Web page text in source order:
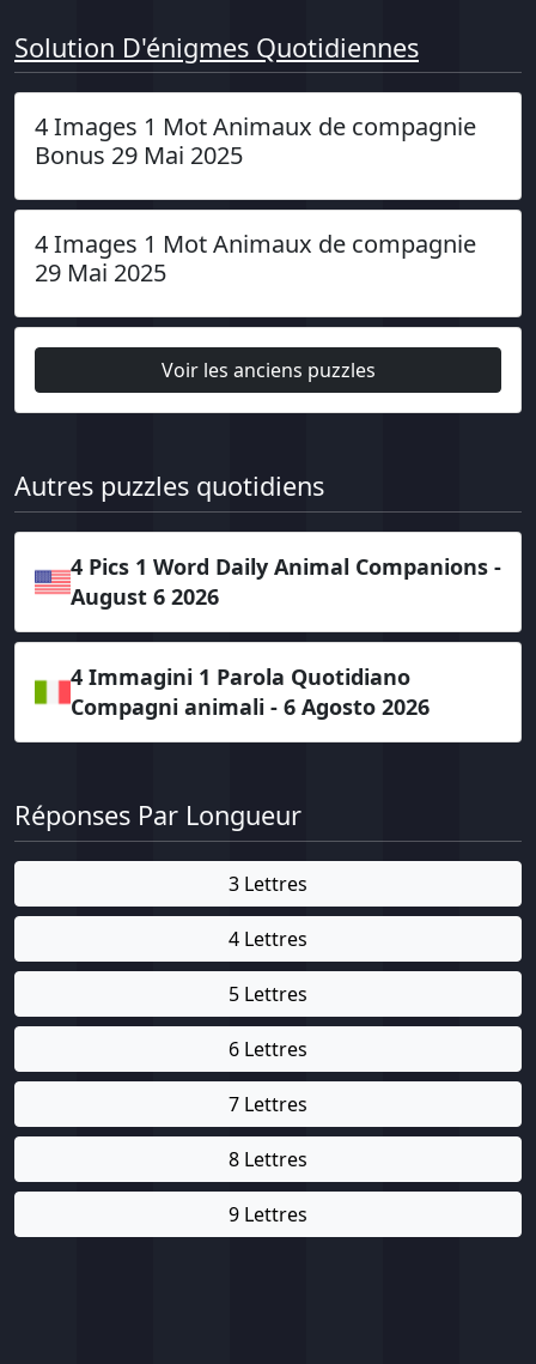
Solution D'énigmes Quotidiennes
4 Images 1 Mot Animaux de compagnie
Bonus 29 Mai 2025
4 Images 1 Mot Animaux de compagnie
29 Mai 2025
Voir les anciens puzzles
Autres puzzles quotidiens
4 Pics 1 Word Daily Animal Companions -
August 6 2026
4 Immagini 1 Parola Quotidiano
Compagni animali - 6 Agosto 2026
Réponses Par Longueur
3 Lettres
4 Lettres
5 Lettres
6 Lettres
7 Lettres
8 Lettres
9 Lettres